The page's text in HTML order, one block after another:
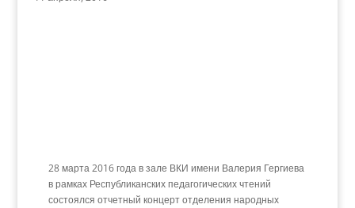
28 марта 2016 года в зале ВКИ имени Валерия Гергиева
в рамках Республиканских педагогических чтений
состоялся отчетный концерт отделения народных